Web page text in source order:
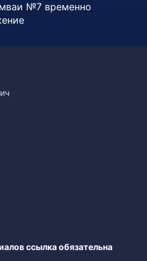
№7 временно
ссылка обязательна